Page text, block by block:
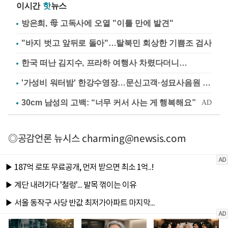
이시간 핫뉴스
방은희, 母 고독사에 오열 "이틀 만에 발견"
"바지 벗고 앞뒤로 돌아"…탈북민 회상한 기쁨조 검사
한국 떠난 김지수, 프라하 여행사 차렸다더니…
'가성비 워터밤' 한강수영장…문신고객·성묘사음원 민원
◎공감언론 뉴시스charming@newsis.com